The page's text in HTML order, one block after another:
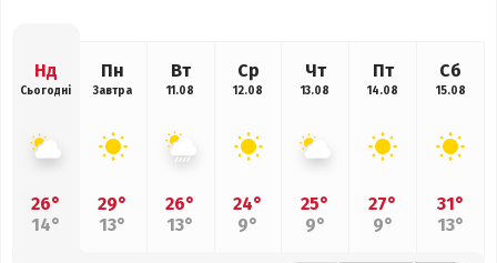
Нд
Сьогодні
26°
14°
Пн
Завтра
29°
13°
Вт
11.08
26°
13°
Ср
12.08
24°
9°
Чт
13.08
25°
9°
Пт
14.08
27°
9°
Сб
15.08
31°
13°